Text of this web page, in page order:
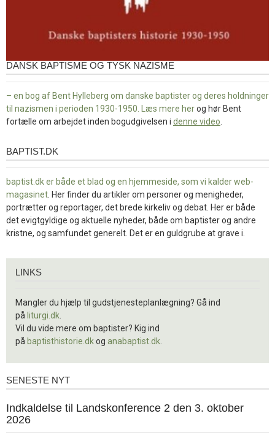
DANSK BAPTISME OG TYSK NAZISME
– en bog af Bent Hylleberg om danske baptister og deres holdninger
til nazismen i perioden 1930-1950. Læs mere herog hør Bent
fortælle om arbejdet inden bogudgivelsen i denne video.
baptist.dk
BAPTIST.DK
baptist.dk er både et blad og en hjemmeside, som vi kalder web-
magasinet. Her finder du artikler om personer og menigheder,
portrætter og reportager, det brede kirkeliv og debat. Her er både
det evigtgyldige og aktuelle nyheder, både om baptister og andre
kristne, og samfundet generelt. Det er en guldgrube at grave i.
LINKS
Mangler du hjælp til gudstjenesteplanlægning? Gå ind
på liturgi.dk.
Vil du vide mere om baptister? Kig ind
på baptisthistorie.dkog anabaptist.dk.
Seneste
SENESTE NYT
1.
jul.
Indkaldelse til Landskonference 2 den 3. oktober
2026